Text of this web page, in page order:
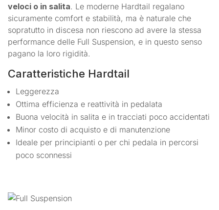
veloci o in salita. Le moderne Hardtail regalano
sicuramente comfort e stabilità, ma è naturale che
sopratutto in discesa non riescono ad avere la stessa
performance delle Full Suspension, e in questo senso
pagano la loro rigidità.
Caratteristiche Hardtail
Leggerezza
Ottima efficienza e reattività in pedalata
Buona velocità in salita e in tracciati poco accidentati
Minor costo di acquisto e di manutenzione
Ideale per principianti o per chi pedala in percorsi
poco sconnessi